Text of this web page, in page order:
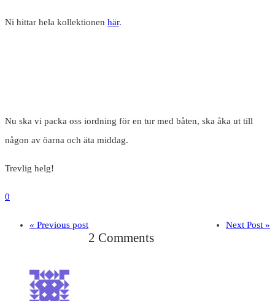
Ni hittar hela kollektionen här.
Nu ska vi packa oss iordning för en tur med båten, ska åka ut till
någon av öarna och äta middag.
Trevlig helg!
0
« Previous post Next Post »
2 Comments